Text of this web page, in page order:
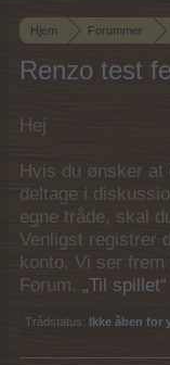
Hjem Forummer
Renzo test
Hej
Hvis du ønsker at
deltage i
egne tråde, skal
Venligst registrer
konto. Vi ser
Forum. „Til spillet“
Trådstatus: Ikke åben for